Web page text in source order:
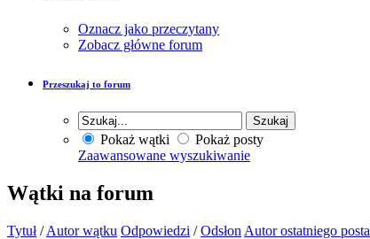
Oznacz jako przeczytany
Zobacz główne forum
Przeszukaj to forum
Pokaż wątki
Pokaż posty
Zaawansowane wyszukiwanie
Wątki na forum
Tytuł/Autor wątku Odpowiedzi /Odsłon Autor ostatniego posta